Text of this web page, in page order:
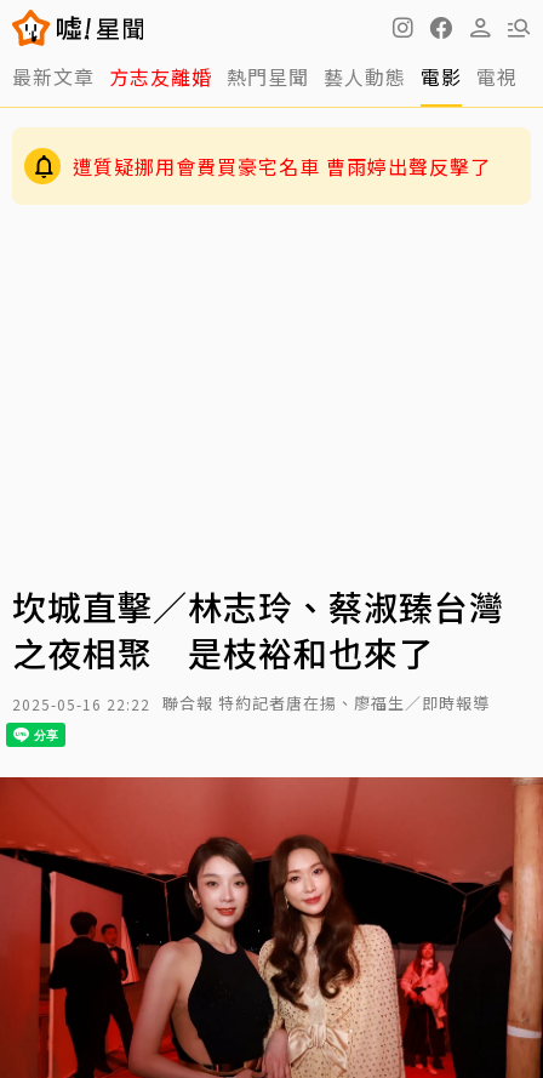
最新文章 方志友離婚 熱門星聞 藝人動態 電影 電視
伊能靜認了「逼」小哈利參加陸綜！背後原因超
暖心
坎城直擊／林志玲、蔡淑臻台灣
之夜相聚 是枝裕和也來了
2025-05-16 22:22 聯合報 特約記者唐在揚、廖福生／即時報導